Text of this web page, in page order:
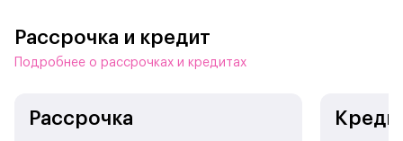
Автоматическая подзарядка
Рассрочка и кредит
Подробнее о рассрочках и кредитах
Рассрочка